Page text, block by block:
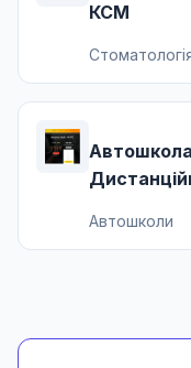
КСМ
Автошкола
Автошколи